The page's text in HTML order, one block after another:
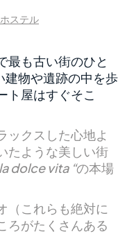
ステル
最も古い街のひと
物や遺跡の中を歩
ト屋はすぐそこ
ックスした心地よ
たような美しい街
la dolce vita “の本場
（これらも絶対に
ろがたくさんある